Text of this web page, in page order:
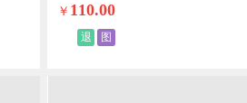
￥ 110.00
退 图